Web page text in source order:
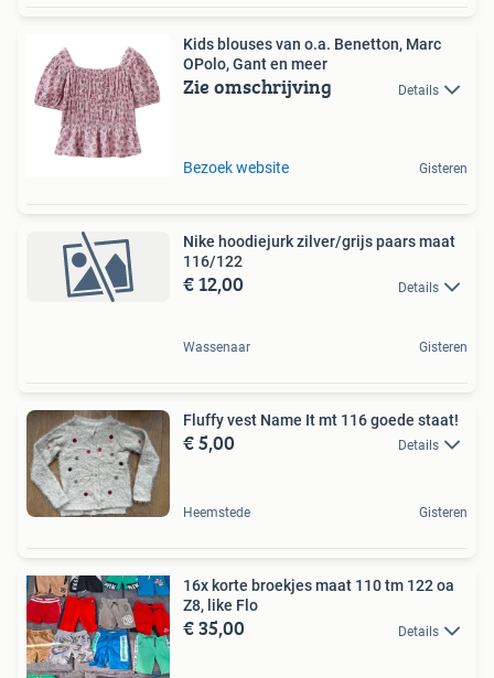
Kids blouses van o.a. Benetton, Marc
OPolo, Gant en meer
Zie omschrijving Details
Bezoek website Gisteren
Nike hoodiejurk zilver/grijs paars maat
116/122
€ 12,00 Details
Wassenaar Gisteren
Fluffy vest Name It mt 116 goede staat!
€ 5,00 Details
Heemstede Gisteren
16x korte broekjes maat 110 tm 122 oa
Z8, like Flo
€ 35,00 Details